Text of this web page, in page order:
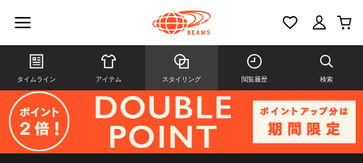
タイムライン アイテム スタイリング 閲覧履歴 検索